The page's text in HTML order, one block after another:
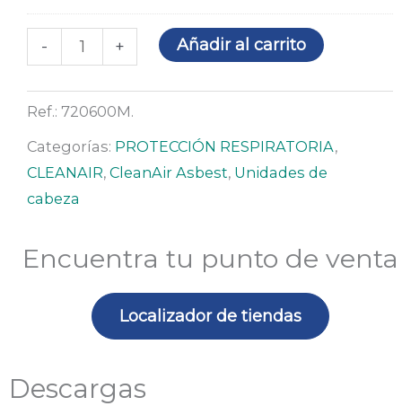
- + Añadir al carrito
Ref.: 720600M.
Categorías: PROTECCIÓN RESPIRATORIA,
CLEANAIR, CleanAir Asbest, Unidades de
cabeza
Encuentra tu punto de venta
Localizador de tiendas
Descargas